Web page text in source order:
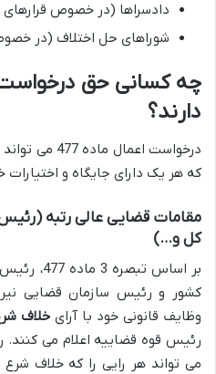
دادسراها (در خصوص
شوراهای حل اختلاف (در
دارند؟
درخواست
که هر یک دارای جایگاه و
مقامات قضایی عالی رتبه
کل و…)
بر اساس
کشور و رئیس سازمان قضایی
وظایف قانونی خود با آرای خلاف
رئیس قوه قضاییه اعلام می کنند.
می تواند هر رایی را که خلاف